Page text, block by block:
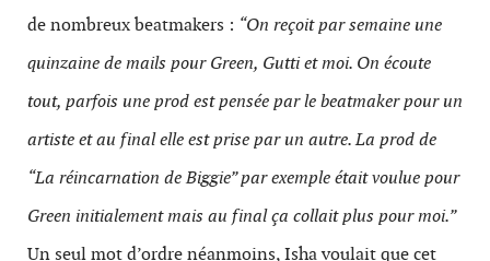
de nombreux beatmakers : “On reçoit par semaine une
quinzaine de mails pour Green, Gutti et moi. On écoute
tout, parfois une prod est pensée par le beatmaker pour un
artiste et au final elle est prise par un autre. La prod de
“La réincarnation de Biggie” par exemple était voulue pour
Green initialement mais au final ça collait plus pour moi.”
Un seul mot d’ordre néanmoins, Isha voulait que cet